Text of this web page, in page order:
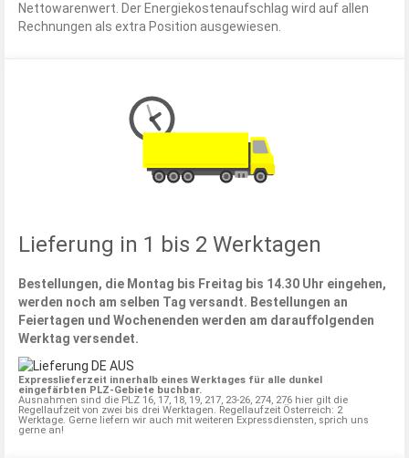
Nettowarenwert. Der Energiekostenaufschlag wird auf allen
Rechnungen als extra Position ausgewiesen.
Lieferung in 1 bis 2 Werktagen
Bestellungen, die Montag bis Freitag bis 14.30 Uhr eingehen,
werden noch am selben Tag versandt. Bestellungen an
Feiertagen und Wochenenden werden am darauffolgenden
Werktag versendet.
Expresslieferzeit innerhalb eines Werktages für alle dunkel
eingefärbten PLZ-Gebiete buchbar.
Ausnahmen sind die PLZ 16, 17, 18, 19, 217, 23-26, 274, 276 hier gilt die
Regellaufzeit von zwei bis drei Werktagen. Regellaufzeit Österreich: 2
Werktage. Gerne liefern wir auch mit weiteren Expressdiensten, sprich uns
gerne an!